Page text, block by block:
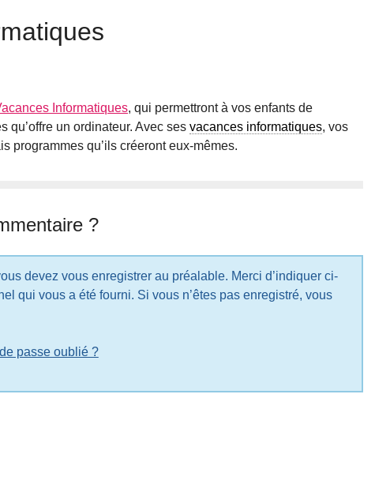
Informatiques, qui permettront à vos enfants de
qu’offre un ordinateur. Avec ses vacances informatiques, vos
programmes qu’ils créeront eux-mêmes.
?
pas enregistré, vous
passe oublié ?